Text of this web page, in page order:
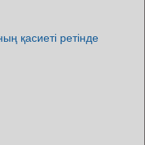
қасиеті ретінде